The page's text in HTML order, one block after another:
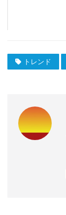
トレンド